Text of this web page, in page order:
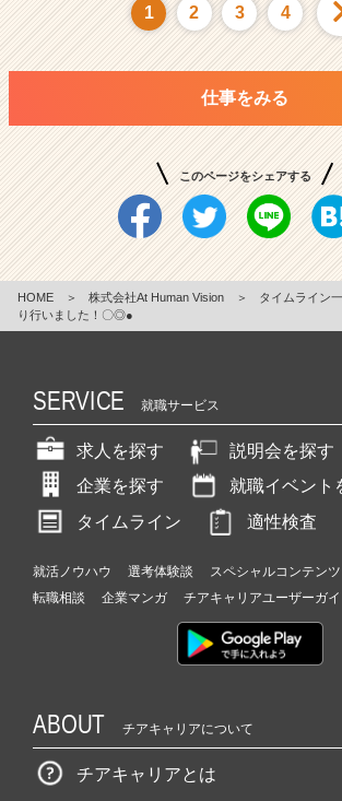
1 2 3 4
仕事をみる
このページをシェアする
HOME ＞ 株式会社At Human Vision ＞ タイムライン
り行いました！〇◎●
SERVICE 就職サービス
求人を探す
説明会を探す
企業を探す
就職イベント
タイムライン
適性検査
就活ノウハウ 選考体験談 スペシャルコンテンツ
転職相談
企業マンガ チアキャリアユーザーガ
ABOUT チアキャリアについて
チアキャリアとは